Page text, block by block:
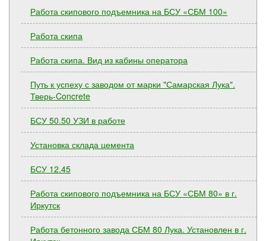
Работа скипового подъемника на БСУ «СБМ 100»
Работа скипа
Работа скипа. Вид из кабины оператора
Путь к успеху с заводом от марки "Самарская Лука".
Тверь-Concrete
БСУ 50.50 УЗИ в работе
Установка склада цемента
БСУ 12.45
Работа скипового подъемника на БСУ «СБМ 80» в г.
Иркутск
Работа бетонного завода СБМ 80 Лука. Установлен в г.